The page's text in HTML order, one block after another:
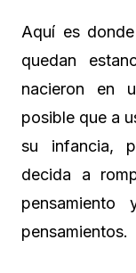
Aquí es
quedan
nacieron en
posible que a
su infancia,
decida a
pensamientos.